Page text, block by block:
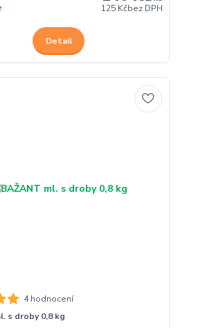
125 Kčbez DPH
Detail
4 hodnocení
s droby 0,8 kg